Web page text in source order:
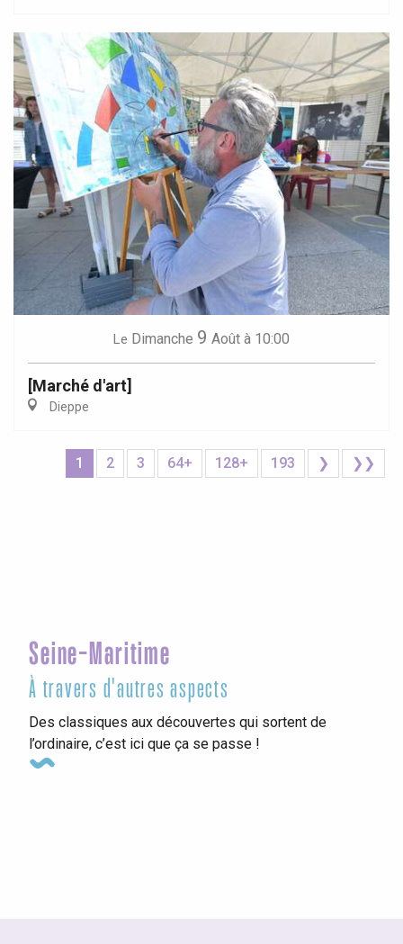
Le Dimanche 9 Août à 10:00
[Marché d'art]
Dieppe
1 2 3 64+ 128+ 193 ❯ ❯❯
Seine-Maritime
À travers d'autres aspects
Des classiques aux découvertes qui sortent de
l’ordinaire, c’est ici que ça se passe !